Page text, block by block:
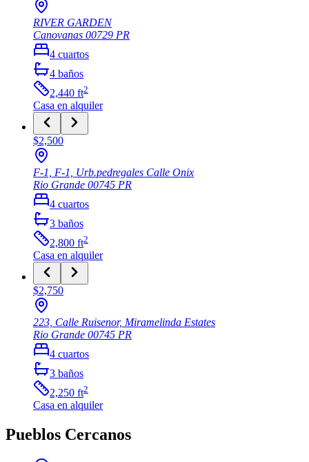
RIVER GARDEN
Canovanas 00729 PR
4 cuartos
4 baños
2,440 ft2
Casa en alquiler
$2,500
F-1, F-1, Urb.pedregales Calle Onix
Rio Grande 00745 PR
4 cuartos
3 baños
2,800 ft2
Casa en alquiler
$2,750
223, Calle Ruisenor, Miramelinda Estates
Rio Grande 00745 PR
4 cuartos
3 baños
2,250 ft2
Casa en alquiler
Pueblos Cercanos